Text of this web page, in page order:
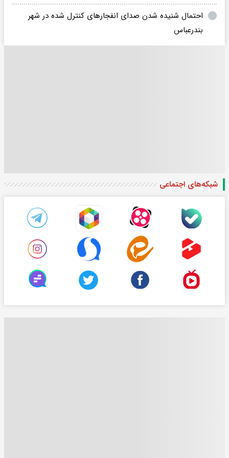
احتمال شنیده شدن صدای انفجارهای کنترل شده در شهر
بندرعباس
شبکه‌های اجتماعی